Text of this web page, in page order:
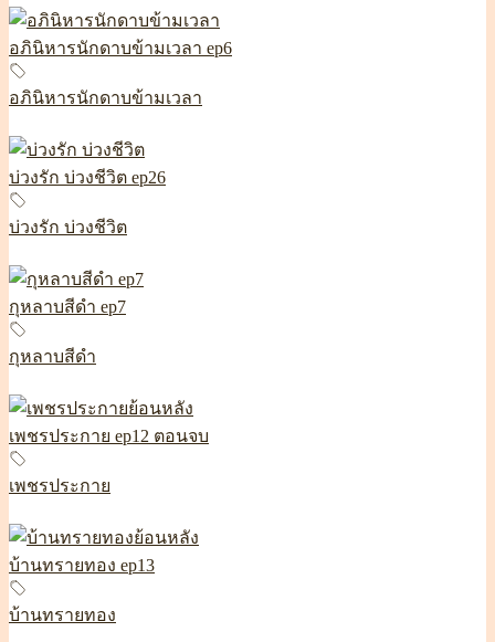
อภินิหารนักดาบข้ามเวลา ep6
อภินิหารนักดาบข้ามเวลา
บ่วงรัก บ่วงชีวิต ep26
บ่วงรัก บ่วงชีวิต
กุหลาบสีดำ ep7
กุหลาบสีดำ
เพชรประกาย ep12 ตอนจบ
เพชรประกาย
บ้านทรายทอง ep13
บ้านทรายทอง